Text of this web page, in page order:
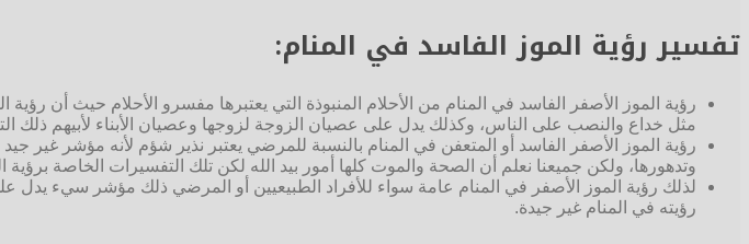
تفسير رؤية الموز الفاسد في المنام:
رؤية الموز الأصفر الفاسد في المنام من الأحلام المنبوذة التي يعتبرها مفسرو الأحلام حيث
مثل خداع والنصب على الناس، وكذلك يدل على عصيان الزوجة لزوجها وعصيان الأبناء لأبيهم ذلك
رؤية الموز الأصفر الفاسد أو المتعفن في المنام بالنسبة للمرضي يعتبر نذير شؤم لأنه مؤشر
وتدهورها، ولكن جميعنا نعلم أن الصحة والموت كلها أمور بيد الله لكن تلك التفسيرات الخاصة
لذلك رؤية الموز الأصفر في المنام عامة سواء للأفراد الطبيعيين أو المرضي ذلك مؤشر سيء يدل
رؤيته في المنام غير جيدة.